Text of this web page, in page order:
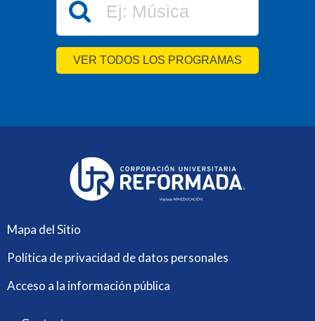
VER TODOS LOS PROGRAMAS
Mapa del Sitio
Política de privacidad de datos personales
Acceso a la información pública